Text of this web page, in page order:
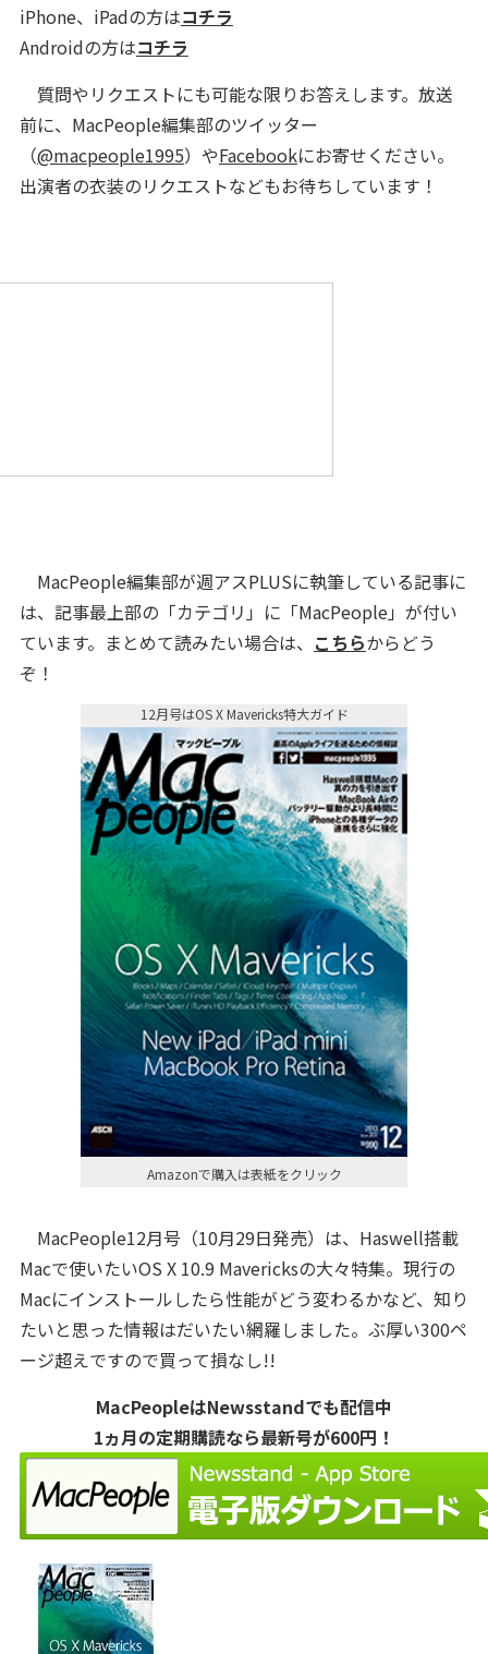
iPhone、iPadの方はコチラ
Androidの方はコチラ
質問やリクエストにも可能な限りお答えします。放送
前に、MacPeople編集部のツイッター
（@macpeople1995）やFacebookにお寄せください。
出演者の衣装のリクエストなどもお待ちしています！
MacPeople編集部が週アスPLUSに執筆している記事に
は、記事最上部の「カテゴリ」に「MacPeople」が付い
ています。まとめて読みたい場合は、 こちらからどう
ぞ！
12月号はOS X Mavericks特大ガイド
Amazonで購入は表紙をクリック
MacPeople12月号（10月29日発売）は、Haswell搭載
Macで使いたいOS X 10.9 Mavericksの大々特集。現行の
Macにインストールしたら性能がどう変わるかなど、知り
たいと思った情報はだいたい網羅しました。ぶ厚い300ペ
ージ超えですので買って損なし!!
MacPeopleはNewsstandでも配信中
1ヵ月の定期購読なら最新号が600円！